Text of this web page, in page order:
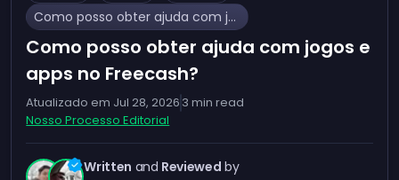
Como posso obter ajuda com jogos e apps no Freecash?
Como posso obter ajuda com jogos e
apps no Freecash?
Atualizado em Jul 28, 2026 3 min read
Nosso Processo Editorial
Written and Reviewed by